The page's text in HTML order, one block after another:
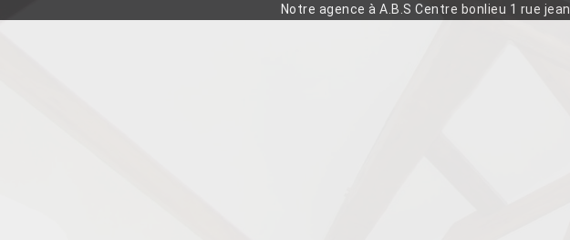
Notre agence à A.B.S Centre bonlieu 1 rue